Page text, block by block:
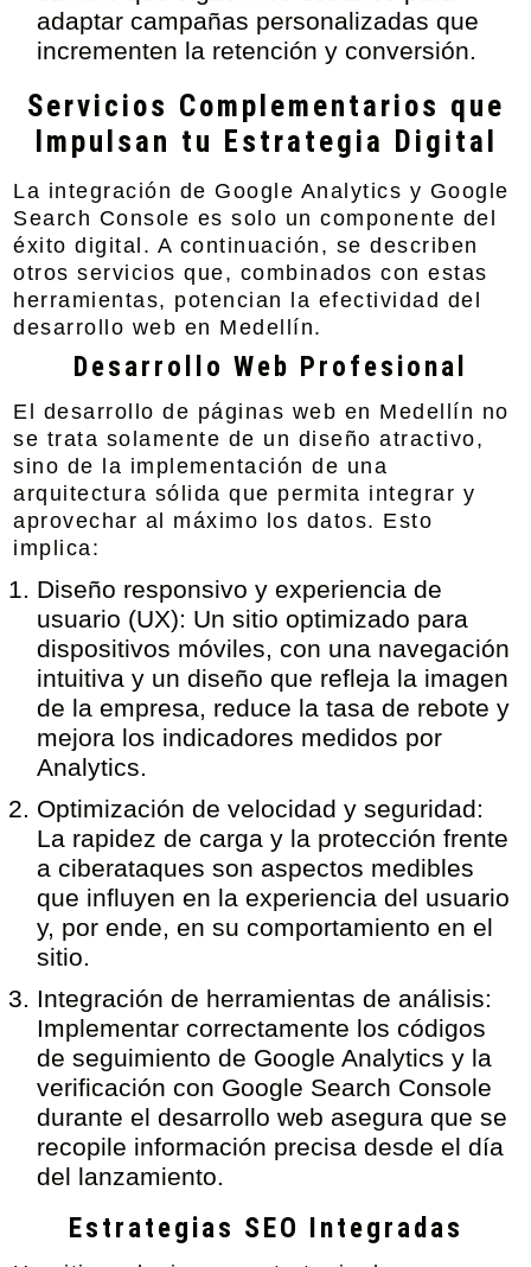
adaptar campañas personalizadas que
incrementen la retención y conversión.
Servicios Complementarios que
Impulsan tu Estrategia Digital
La integración de Google Analytics y Google
Search Console es solo un componente del
éxito digital. A continuación, se describen
otros servicios que, combinados con estas
herramientas, potencian la efectividad del
desarrollo web en Medellín.
Desarrollo Web Profesional
El desarrollo de páginas web en Medellín no
se trata solamente de un diseño atractivo,
sino de la implementación de una
arquitectura sólida que permita integrar y
aprovechar al máximo los datos. Esto
implica:
Diseño responsivo y experiencia de
usuario (UX): Un sitio optimizado para
dispositivos móviles, con una navegación
intuitiva y un diseño que refleja la imagen
de la empresa, reduce la tasa de rebote y
mejora los indicadores medidos por
Analytics.
Optimización de velocidad y seguridad:
La rapidez de carga y la protección frente
a ciberataques son aspectos medibles
que influyen en la experiencia del usuario
y, por ende, en su comportamiento en el
sitio.
Integración de herramientas de análisis:
Implementar correctamente los códigos
de seguimiento de Google Analytics y la
verificación con Google Search Console
durante el desarrollo web asegura que se
recopile información precisa desde el día
del lanzamiento.
Estrategias SEO Integradas